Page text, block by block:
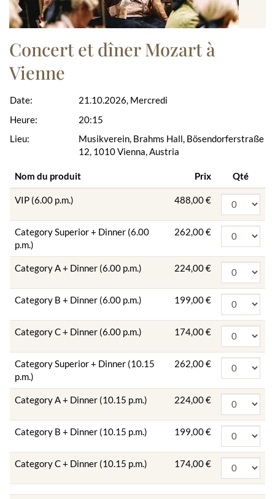
Concert et dîner Mozart à
Vienne
Date:
Heure:
Lieu:
21.10.2026, Mercredi
20:15
Musikverein, Brahms Hall, Bösendorferstraße
12, 1010 Vienna, Austria
Nom du produit Prix Qté
VIP (6.00 p.m.) 488,00 €
Category Superior + Dinner (6.00
p.m.)
262,00 €
Category A + Dinner (6.00 p.m.) 224,00 €
Category B + Dinner (6.00 p.m.) 199,00 €
Category C + Dinner (6.00 p.m.) 174,00 €
Category Superior + Dinner (10.15
p.m.)
262,00 €
Category A + Dinner (10.15 p.m.) 224,00 €
Category B + Dinner (10.15 p.m.) 199,00 €
Category C + Dinner (10.15 p.m.) 174,00 €